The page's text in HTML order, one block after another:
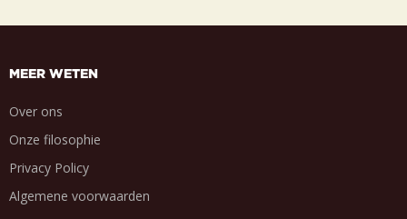
MEER WETEN
Over ons
Onze filosophie
Privacy Policy
Algemene voorwaarden